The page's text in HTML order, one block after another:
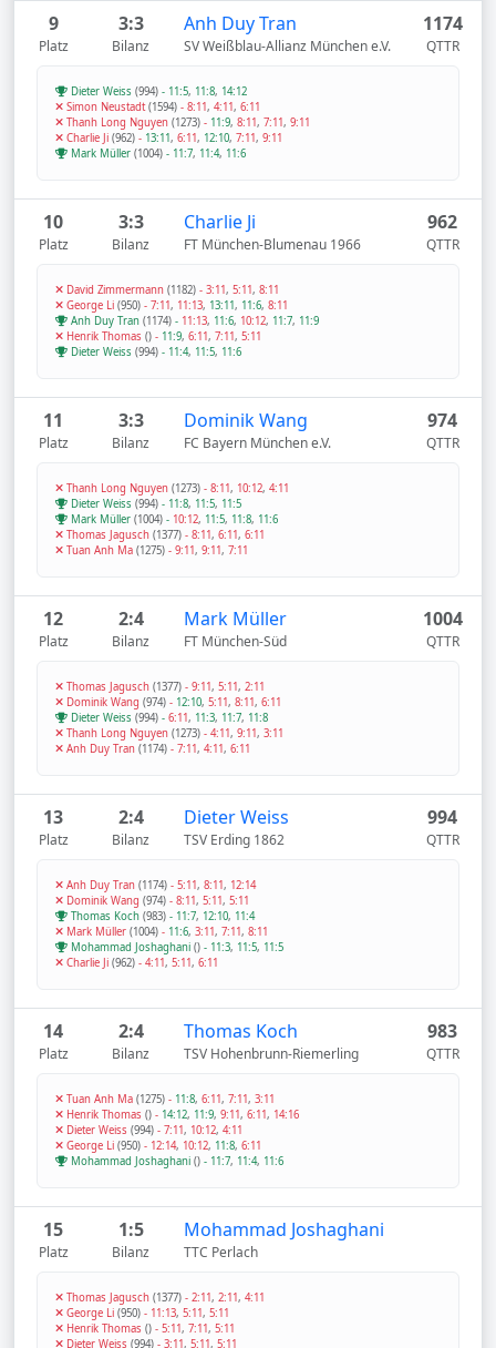
9
Platz
3:3
Bilanz
Anh Duy Tran
SV Weißblau-Allianz München e.V.
1174
QTTR
Dieter Weiss (994) - 11:5, 11:8, 14:12
Simon Neustadt(1594) - 8:11, 4:11, 6:11
Thanh Long Nguyen (1273) - 11:9, 8:11, 7:11, 9:11
Charlie Ji (962) - 13:11, 6:11, 12:10, 7:11, 9:11
Mark Müller (1004) - 11:7, 11:4, 11:6
10
Platz
3:3
Bilanz
Charlie Ji
FT München-Blumenau 1966
962
QTTR
David Zimmermann (1182) - 3:11, 5:11, 8:11
George Li (950) - 7:11, 11:13, 13:11, 11:6, 8:11
Anh Duy Tran (1174) - 11:13, 11:6, 10:12, 11:7, 11:9
Henrik Thomas () - 11:9, 6:11, 7:11, 5:11
Dieter Weiss (994) - 11:4, 11:5, 11:6
11
Platz
3:3
Bilanz
Dominik Wang
FC Bayern München e.V.
974
QTTR
Thanh Long Nguyen (1273) - 8:11, 10:12, 4:11
Dieter Weiss (994) - 11:8, 11:5, 11:5
Mark Müller (1004) - 10:12, 11:5, 11:8, 11:6
Thomas Jagusch (1377) - 8:11, 6:11, 6:11
Tuan Anh Ma (1275) - 9:11, 9:11, 7:11
12
Platz
2:4
Bilanz
Mark Müller
FT München-Süd
1004
QTTR
Thomas Jagusch (1377) - 9:11, 5:11, 2:11
Dominik Wang (974) - 12:10, 5:11, 8:11, 6:11
Dieter Weiss (994) - 6:11, 11:3, 11:7, 11:8
Thanh Long Nguyen (1273) - 4:11, 9:11, 3:11
Anh Duy Tran (1174) - 7:11, 4:11, 6:11
13
Platz
2:4
Bilanz
Dieter Weiss
TSV Erding 1862
994
QTTR
Anh Duy Tran (1174) - 5:11, 8:11, 12:14
Dominik Wang (974) - 8:11, 5:11, 5:11
Thomas Koch (983) - 11:7, 12:10, 11:4
Mark Müller (1004) - 11:6, 3:11, 7:11, 8:11
Mohammad Joshaghani () - 11:3, 11:5, 11:5
Charlie Ji (962) - 4:11, 5:11, 6:11
14
Platz
2:4
Bilanz
Thomas Koch
TSV Hohenbrunn-Riemerling
983
QTTR
Tuan Anh Ma (1275) - 11:8, 6:11, 7:11, 3:11
Henrik Thomas () - 14:12, 11:9, 9:11, 6:11, 14:16
Dieter Weiss (994) - 7:11, 10:12, 4:11
George Li (950) - 12:14, 10:12, 11:8, 6:11
Mohammad Joshaghani () - 11:7, 11:4, 11:6
15
Platz
1:5
Bilanz
Mohammad Joshaghani
TTC Perlach
Thomas Jagusch (1377) - 2:11, 2:11, 4:11
George Li (950) - 11:13, 5:11, 5:11
Henrik Thomas () - 5:11, 7:11, 5:11
Dieter Weiss (994) - 3:11, 5:11, 5:11